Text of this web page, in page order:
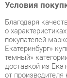
покупателей
Екатеринбург»
темный»
доставкой из
от производителя
Мы отправляем
ассортимента в
получите не